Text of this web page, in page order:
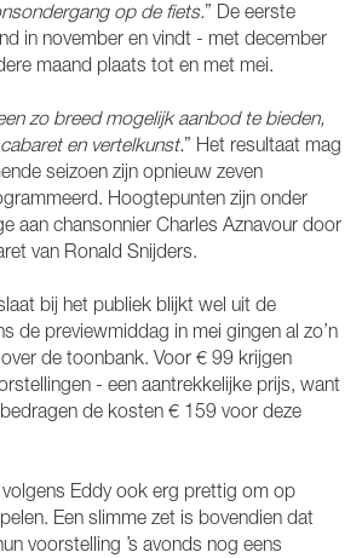
op de fiets.” De eerste
in november en vindt - met december
maand plaats tot en met mei.
zo breed mogelijk aanbod te bieden,
en vertelkunst.” Het resultaat mag
seizoen zijn opnieuw zeven
Hoogtepunten zijn onder
aan chansonnier Charles Aznavour door
van Ronald Snijders.
bij het publiek blijkt wel uit de
de previewmiddag in mei gingen al zo’n
de toonbank. Voor € 99 krijgen
- een aantrekkelijke prijs, want
de kosten € 159 voor deze
Eddy ook erg prettig om op
Een slimme zet is bovendien dat
voorstelling ’s avonds nog eens